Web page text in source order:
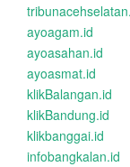
ayoagam.id
ayoasahan.id
ayoasmat.id
klikBalangan.id
klikBandung.id
klikbanggai.id
infobangkalan.id